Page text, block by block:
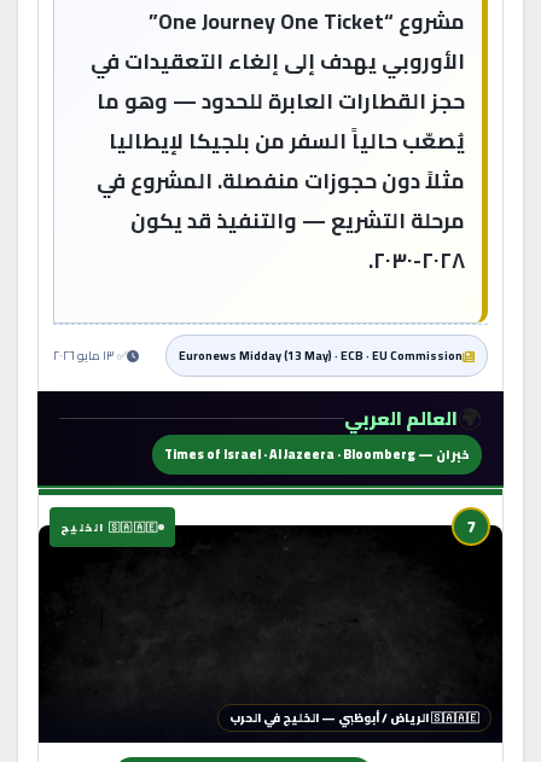
مشروع “One Journey One Ticket”
الأوروبي يهدف إلى إلغاء التعقيدات في
حجز القطارات العابرة للحدود — وهو ما
يُصعّب حالياً السفر من بلجيكا لإيطاليا
مثلاً دون حجوزات منفصلة. المشروع في
مرحلة التشريع — والتنفيذ قد يكون
٢٠٢٨-٢٠٣٠.
Euronews Midday (13 May) · ECB · EU Commission ✅ ١٣ مايو ٢٠٢٦
🌍العالم العربي
خبران — Times of Israel · Al Jazeera · Bloomberg
7 🇸🇦🇦🇪 الخليج
🇸🇦🇦🇪 الرياض / أبوظبي — الخليج في الحرب